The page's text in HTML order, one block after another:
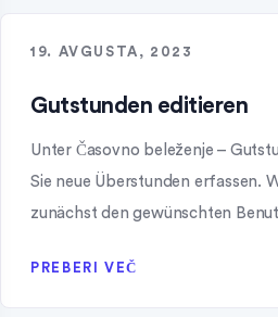
19. AVGUSTA, 2023
Gutstunden editieren
Unter Časovno beleženje –
Sie neue Überstunden erfassen.
zunächst den gewünschten
PREBERI VEČ